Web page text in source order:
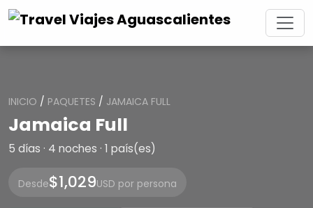
INICIO / PAQUETES / JAMAICA FULL
Jamaica Full
5 días · 4 noches · 1 país(es)
Desde$1,029USD por persona